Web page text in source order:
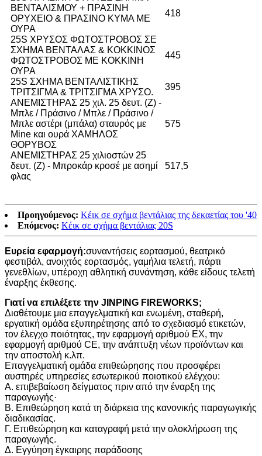
ΒΕΝΤΑΛΙΣΜΟΥ + ΠΡΑΣΙΝΗ
ΟΡΥΧΕΙΟ & ΠΡΑΣΙΝΟ ΚΥΜΑ ΜΕ
ΟΥΡΑ
418
25S ΧΡΥΣΟΣ ΦΩΤΟΣΤΡΟΒΟΣ ΣΕ
ΣΧΗΜΑ ΒΕΝΤΑΛΑΣ & ΚΟΚΚΙΝΟΣ
ΦΩΤΟΣΤΡΟΒΟΣ ΜΕ ΚΟΚΚΙΝΗ
ΟΥΡΑ
445
25S ΣΧΗΜΑ ΒΕΝΤΑΛΙΣΤΙΚΗΣ
ΤΡΙΤΣΙΓΜΑ & ΤΡΙΤΣΙΓΜΑ ΧΡΥΣΟ.
395
ΑΝΕΜΙΣΤΗΡΑΣ 25 χιλ. 25 δευτ. (Z) -
Μπλε / Πράσινο / Μπλε / Πράσινο /
Μπλε αστέρι (μπάλα) σταυρός με
Mine και ουρά ΧΑΜΗΛΟΣ
ΘΟΡΥΒΟΣ
575
ΑΝΕΜΙΣΤΗΡΑΣ 25 χιλιοστών 25
δευτ. (Z) - Μπροκάρ κροσέ με ασημί
φλας
517,5
Προηγούμενος: Κέικ σε σχήμα βεντάλιας της δεκαετίας του '40
Επόμενος: Κέικ σε σχήμα βεντάλιας 20S
Ευρεία εφαρμογή:συναντήσεις εορτασμού, θεατρικό
φεστιβάλ, ανοιχτός εορτασμός, γαμήλια τελετή, πάρτι
γενεθλίων, υπέροχη αθλητική συνάντηση, κάθε είδους τελετή
έναρξης έκθεσης.
Γιατί να επιλέξετε την JINPING FIREWORKS;
Διαθέτουμε μια επαγγελματική και ενωμένη, σταθερή,
εργατική ομάδα εξυπηρέτησης από το σχεδιασμό ετικετών,
τον έλεγχο ποιότητας, την εφαρμογή αριθμού EX, την
εφαρμογή αριθμού CE, την ανάπτυξη νέων προϊόντων και
την αποστολή κ.λπ.
Επαγγελματική ομάδα επιθεώρησης που προσφέρει
αυστηρές υπηρεσίες εσωτερικού ποιοτικού ελέγχου:
Α. επιβεβαίωση δείγματος πριν από την έναρξη της
παραγωγής·
Β. Επιθεώρηση κατά τη διάρκεια της κανονικής παραγωγικής
διαδικασίας.
Γ. Επιθεώρηση και καταγραφή μετά την ολοκλήρωση της
παραγωγής.
Δ. Εγγύηση έγκαιρης παράδοσης